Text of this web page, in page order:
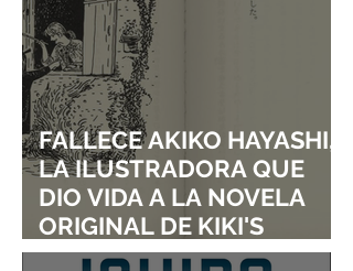
FALLECE AKIKO HAYASHI,
LA ILUSTRADORA QUE
DIO VIDA A LA NOVELA
ORIGINAL DE KIKI'S
DELIVERY SERVICE